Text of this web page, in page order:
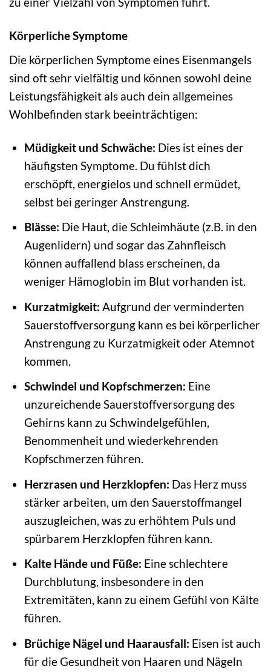
Körperliche Symptome
Die körperlichen Symptome eines Eisenmangels
sind oft sehr vielfältig und können sowohl deine
Leistungsfähigkeit als auch dein allgemeines
Wohlbefinden stark beeinträchtigen:
Müdigkeit und Schwäche: Dies ist eines der
häufigsten Symptome. Du fühlst dich
erschöpft, energielos und schnell ermüdet,
selbst bei geringer Anstrengung.
Blässe: Die Haut, die Schleimhäute (z.B. in den
Augenlidern) und sogar das Zahnfleisch
können auffallend blass erscheinen, da
weniger Hämoglobin im Blut vorhanden ist.
Kurzatmigkeit: Aufgrund der verminderten
Sauerstoffversorgung kann es bei körperlicher
Anstrengung zu Kurzatmigkeit oder Atemnot
kommen.
Schwindel und Kopfschmerzen: Eine
unzureichende Sauerstoffversorgung des
Gehirns kann zu Schwindelgefühlen,
Benommenheit und wiederkehrenden
Kopfschmerzen führen.
Herzrasen und Herzklopfen: Das Herz muss
stärker arbeiten, um den Sauerstoffmangel
auszugleichen, was zu erhöhtem Puls und
spürbarem Herzklopfen führen kann.
Kalte Hände und Füße: Eine schlechtere
Durchblutung, insbesondere in den
Extremitäten, kann zu einem Gefühl von Kälte
führen.
Brüchige Nägel und Haarausfall: Eisen ist auch
für die Gesundheit von Haaren und Nägeln